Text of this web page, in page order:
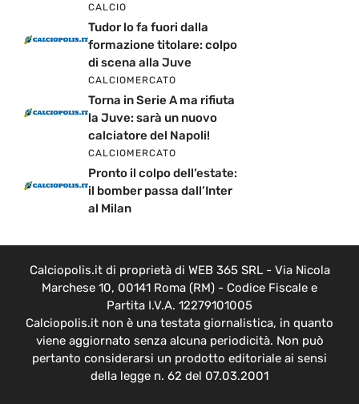
CALCIO
Tudor lo fa fuori dalla
formazione titolare: colpo
di scena alla Juve
CALCIOMERCATO
Torna in Serie A ma rifiuta
la Juve: sarà un nuovo
calciatore del Napoli!
CALCIOMERCATO
Pronto il colpo dell’estate:
il bomber passa dall’Inter
al Milan
Calciopolis.it di proprietà di WEB 365 SRL - Via Nicola
Marchese 10, 00141 Roma (RM) - Codice Fiscale e
Partita I.V.A. 12279101005
Calciopolis.it non è una testata giornalistica, in quanto
viene aggiornato senza alcuna periodicità. Non può
pertanto considerarsi un prodotto editoriale ai sensi
della legge n. 62 del 07.03.2001